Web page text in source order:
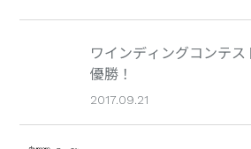
ワインディングコンテ
優勝！
2017.09.21